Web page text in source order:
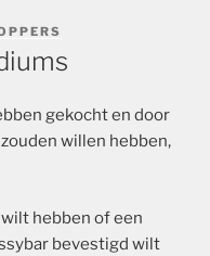
gekocht en door
willen hebben,
hebben of een
bevestigd wilt